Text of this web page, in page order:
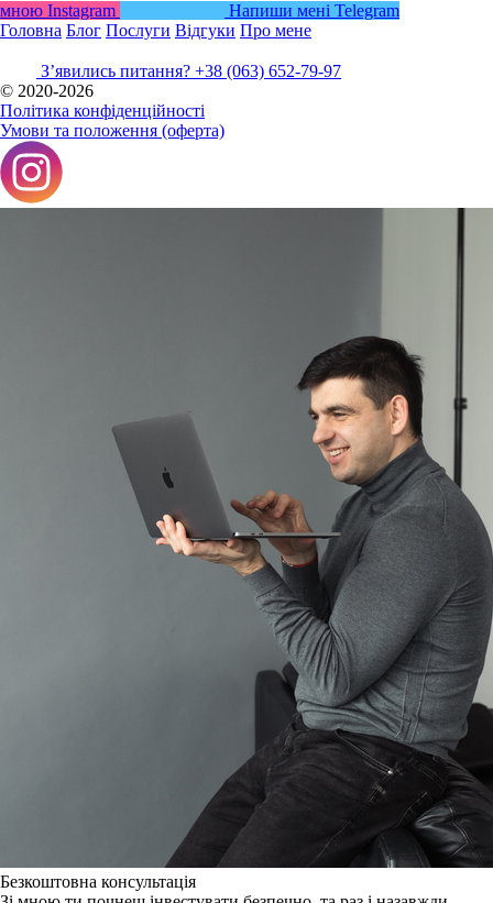
мною Instagram Напиши мені Telegram
Головна Блог Послуги Відгуки Про мене
Зʼявились питання? +38 (063) 652-79-97
© 2020-2026
Політика конфіденційності
Умови та положення (оферта)
Безкоштовна консультація